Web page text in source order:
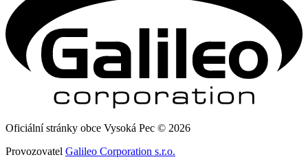
Oficiální stránky obce Vysoká Pec © 2026
Provozovatel Galileo Corporation s.r.o.